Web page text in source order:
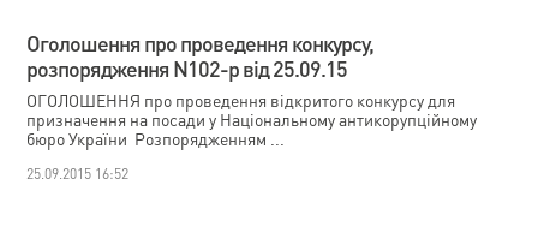
Оголошення про проведення конкурсу,
розпорядження N102-р від 25.09.15
ОГОЛОШЕННЯ про проведення відкритого конкурсу для
призначення на посади у Національному антикорупційному
бюро України Розпорядженням ...
25.09.2015 16:52